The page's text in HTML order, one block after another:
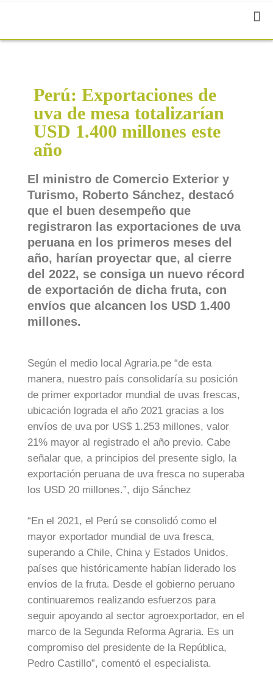
Perú: Exportaciones de
uva de mesa totalizarían
USD 1.400 millones este
año
El ministro de Comercio Exterior y
Turismo, Roberto Sánchez, destacó
que el buen desempeño que
registraron las exportaciones de uva
peruana en los primeros meses del
año, harían proyectar que, al cierre
del 2022, se consiga un nuevo récord
de exportación de dicha fruta, con
envíos que alcancen los USD 1.400
millones.
Según el medio local Agraria.pe “de esta
manera, nuestro país consolidaría su posición
de primer exportador mundial de uvas frescas,
ubicación lograda el año 2021 gracias a los
envíos de uva por US$ 1.253 millones, valor
21% mayor al registrado el año previo. Cabe
señalar que, a principios del presente siglo, la
exportación peruana de uva fresca no superaba
los USD 20 millones.”, dijo Sánchez
“En el 2021, el Perú se consolidó como el
mayor exportador mundial de uva fresca,
superando a Chile, China y Estados Unidos,
países que históricamente habían liderado los
envíos de la fruta. Desde el gobierno peruano
continuaremos realizando esfuerzos para
seguir apoyando al sector agroexportador, en el
marco de la Segunda Reforma Agraria. Es un
compromiso del presidente de la República,
Pedro Castillo”, comentó el especialista.